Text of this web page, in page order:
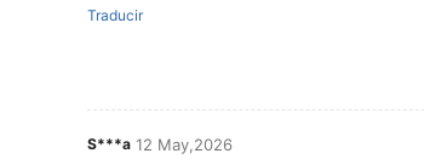
Traducir
S***a 12 May,2026